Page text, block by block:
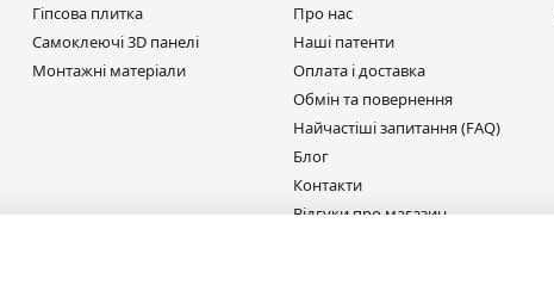
акустику приміщення завдяки перфорації ~60%.
Гіпсова плитка
Самоклеючі 3D панелі
Монтажні матеріали
Про нас
Наші патенти
Оплата і доставка
Обмін та повернення
Найчастіші запитання (FAQ)
Блог
Контакти
Відгуки про магазин